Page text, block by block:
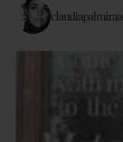
claudiapalmiraa